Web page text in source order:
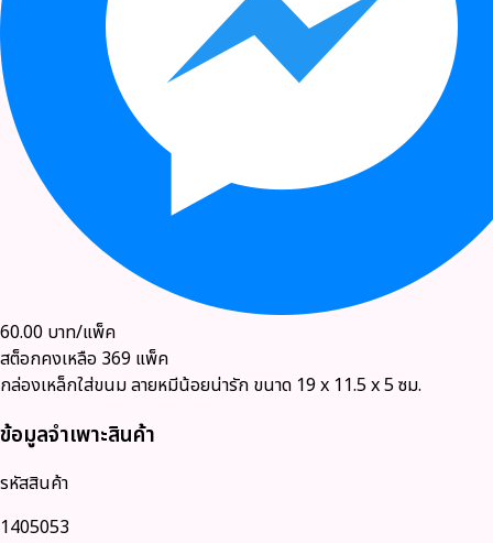
60.00 บาท/แพ็ค
สต็อกคงเหลือ 369 แพ็ค
กล่องเหล็กใส่ขนม ลายหมีน้อยน่ารัก ขนาด 19 x 11.5 x 5 ซม.
ข้อมูลจำเพาะสินค้า
รหัสสินค้า
1405053